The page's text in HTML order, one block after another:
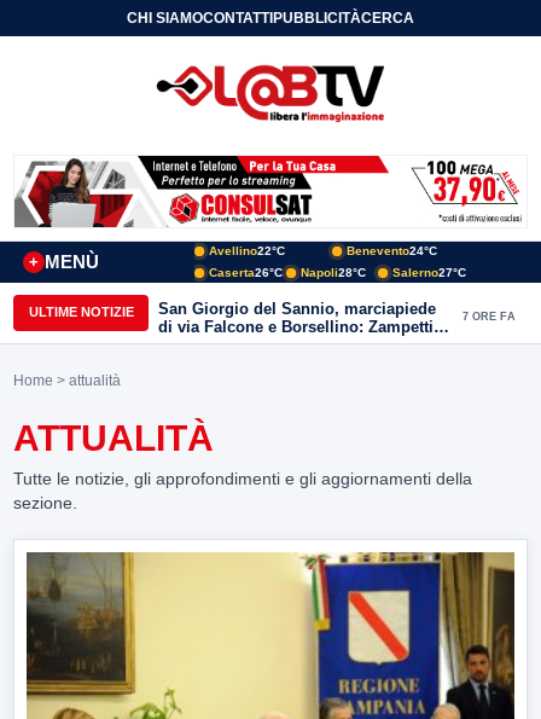
CHI SIAMOCONTATTIPUBBLICITÀCERCA
MENÙ
+
Avellino22°C Benevento24°C
Caserta26°C Napoli28°C Salerno27°C
ULTIME NOTIZIE
San Giorgio del Sannio, marciapiede
di via Falcone e Borsellino: Zampetti e
Lombardi replicano alle polemiche
7 ORE FA
Home > attualità
ATTUALITÀ
Tutte le notizie, gli approfondimenti e gli aggiornamenti della
sezione.